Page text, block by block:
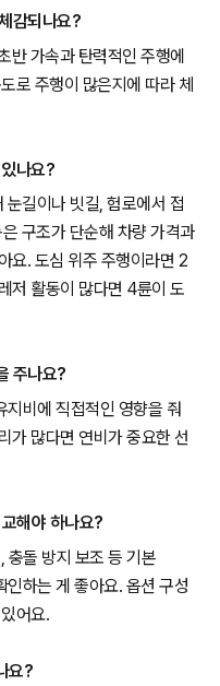
감되나요?
반 가속과 탄력적인 주행에
로 주행이 많은지에 따라 체
나요?
길이나 빗길, 험로에서 접
구조가 단순해 차량 가격과
요. 도심 위주 주행이라면 2
저 활동이 많다면 4륜이 도
주나요?
지비에 직접적인 영향을 줘
가 많다면 연비가 중요한 선
해야 하나요?
충돌 방지 보조 등 기본
하는 게 좋아요. 옵션 구성
어요.
요?